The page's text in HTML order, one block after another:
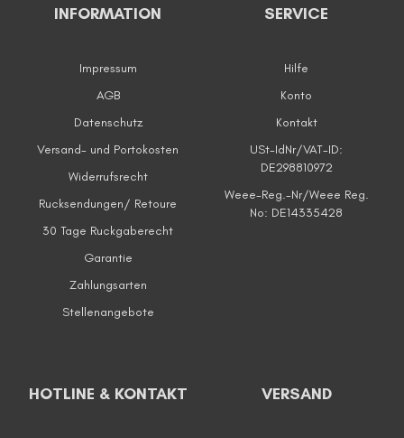
INFORMATION
Impressum
AGB
Datenschutz
Versand- und Portokosten
Widerrufsrecht
Rucksendungen/ Retoure
30 Tage Ruckgaberecht
Garantie
Zahlungsarten
Stellenangebote
SERVICE
Hilfe
Konto
Kontakt
USt-IdNr/VAT-ID:
DE298810972
Weee-Reg.-Nr/Weee Reg.
No: DE14335428
HOTLINE & KONTAKT VERSAND